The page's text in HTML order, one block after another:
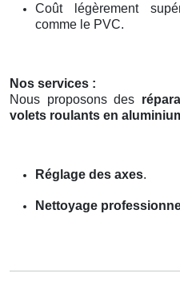
Coût légèrement
comme le PVC.
Nos services :
Nous proposons des
volets roulants en
Réglage des axes.
Nettoyage